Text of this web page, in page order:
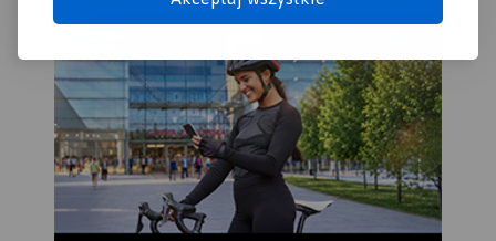
uzyskania wrażenia
terenu. Mapę offline można
zakupić w aplikacji Traseo na
urządzenia mobilne.Rok
wydania 2021